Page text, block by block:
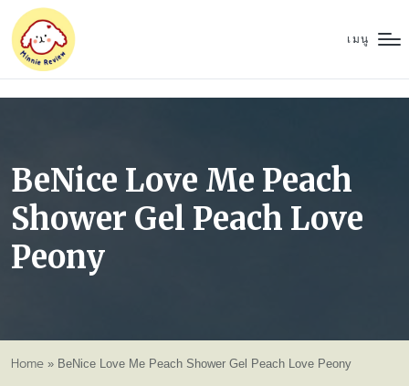
เมนู
BeNice Love Me Peach
Shower Gel Peach Love
Peony
Home » BeNice Love Me Peach Shower Gel Peach Love Peony